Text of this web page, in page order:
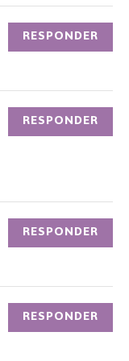
RESPONDER
RESPONDER
RESPONDER
RESPONDER